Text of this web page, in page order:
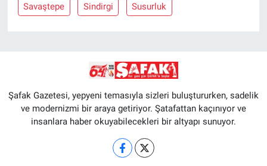
Savaştepe Sindirgi Susurluk
Şafak Gazetesi, yepyeni temasıyla sizleri buluştururken, sadelik
ve modernizmi bir araya getiriyor. Şatafattan kaçınıyor ve
insanlara haber okuyabilecekleri bir altyapı sunuyor.